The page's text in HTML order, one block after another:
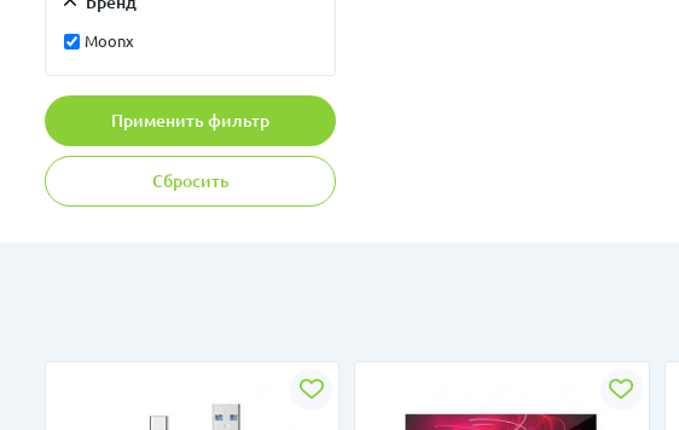
Moonx
Применить фильтр
Сбросить